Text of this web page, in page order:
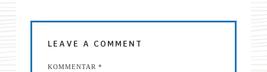
LEAVE A COMMENT
KOMMENTAR *